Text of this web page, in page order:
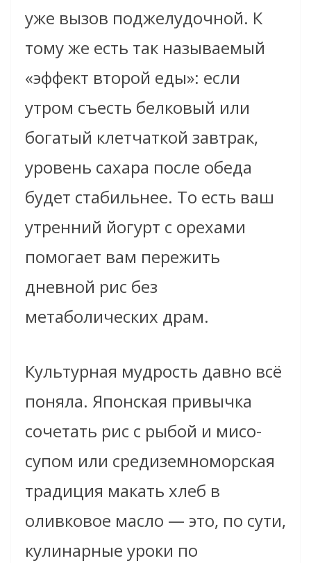
уже вызов поджелудочной. К
тому же есть так называемый
«эффект второй еды»: если
утром съесть белковый или
богатый клетчаткой завтрак,
уровень сахара после обеда
будет стабильнее. То есть ваш
утренний йогурт с орехами
помогает вам пережить
дневной рис без
метаболических драм.
Культурная мудрость давно всё
поняла. Японская привычка
сочетать рис с рыбой и мисо-
супом или средиземноморская
традиция макать хлеб в
оливковое масло — это, по сути,
кулинарные уроки по